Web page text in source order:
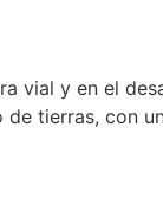
vial y en el
tierras, con